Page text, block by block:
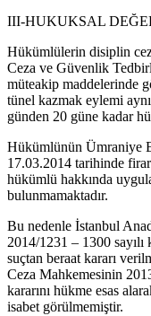
III-HUKUKSAL
Hükümlülerin disiplin
Ceza ve Güvenlik
müteakip maddelerinde
tünel kazmak eylemi
günden 20 güne kadar
Hükümlünün Ümraniye
17.03.2014 tarihinde
hükümlü hakkında
bulunmamaktadır.
Bu nedenle İstanbul
2014/1231 – 1300 sayılı
suçtan beraat kararı
Ceza Mahkemesinin
kararını hükme esas
isabet görülmemiştir.